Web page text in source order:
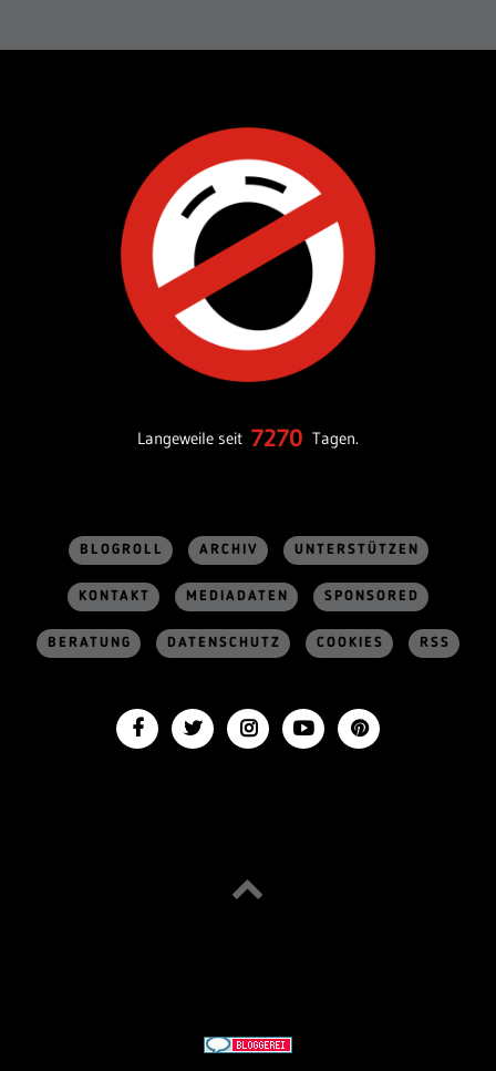
Langeweile seit 7270 Tagen.
BLOGROLL ARCHIV UNTERSTÜTZEN
KONTAKT MEDIADATEN SPONSORED
BERATUNG DATENSCHUTZ COOKIES RSS